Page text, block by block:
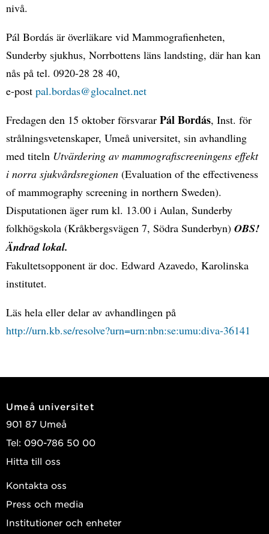
nivå.
Pál Bordás är överläkare vid Mammografienheten,
Sunderby sjukhus, Norrbottens läns landsting, där han kan
nås på tel. 0920-28 28 40,
e-post pal.bordas@glocalnet.net
Fredagen den 15 oktober försvarar Pál Bordás, Inst. för
strålningsvetenskaper, Umeå universitet, sin avhandling
med titeln Utvärdering av mammografiscreeningens effekt
i norra sjukvårdsregionen (Evaluation of the effectiveness
of mammography screening in northern Sweden).
Disputationen äger rum kl. 13.00 i Aulan, Sunderby
folkhögskola (Kråkbergsvägen 7, Södra Sunderbyn) OBS!
Ändrad lokal.
Fakultetsopponent är doc. Edward Azavedo, Karolinska
institutet.
Läs hela eller delar av avhandlingen på
http://urn.kb.se/resolve?urn=urn:nbn:se:umu:diva-36141
Umeå universitet
901 87 Umeå
Tel: 090-786 50 00
Hitta till oss
Kontakta oss
Press och media
Institutioner och enheter